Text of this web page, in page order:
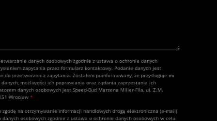
danych osobowych zgodnie z ustawa o ochronie danych
zapytania przez formularz kontaktowy. Podanie danych jest
do przetworzenia zapytania. Zostałem poinformowany, że przysługuje mi
możliwości ich poprawiania oraz żądania zaprzestania ich
danych osobowych jest Speed-Bud Marzena Miller-Fila, ul. Z.M.
Wrocław *
zgodę na otrzymywanie informacji handlowych drogą elektroniczna (e-mail)
osobowych zgodnie z ustawa o ochronie danych osobowych w celu